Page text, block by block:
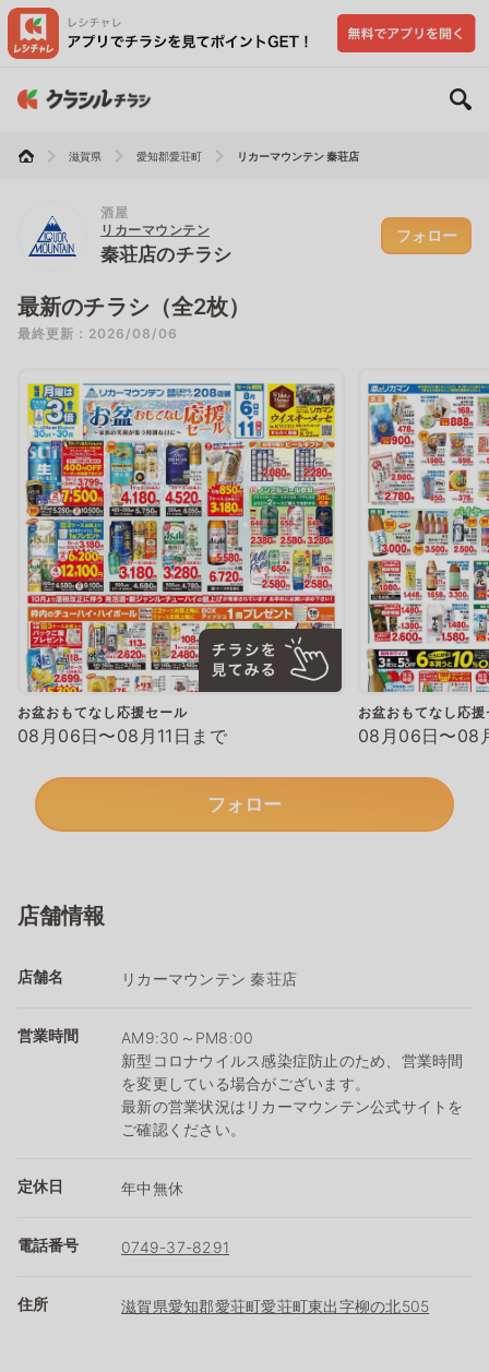
滋賀県 愛知郡愛荘町 リカーマウンテン 秦荘店
酒屋
リカーマウンテン
秦荘店のチラシ
フォロー
最新のチラシ（全2枚）
最終更新：2026/08/06
お盆おもてなし応援セール
08月06日〜08月11日まで
お盆おもてなし応
08月06日〜08
フォロー
店舗情報
店舗名 リカーマウンテン 秦荘店
営業時間
AM9:30～PM8:00
新型コロナウイルス感染症防止のため、営業時間
を変更している場合がございます。
最新の営業状況はリカーマウンテン公式サイトを
ご確認ください。
定休日 年中無休
電話番号 0749-37-8291
住所 滋賀県愛知郡愛荘町愛荘町東出字柳の北505